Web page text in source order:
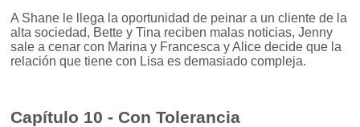
A Shane le llega la oportunidad de peinar a un cliente de la
alta sociedad, Bette y Tina reciben malas noticias, Jenny
sale a cenar con Marina y Francesca y Alice decide que la
relación que tiene con Lisa es demasiado compleja.
Capítulo 10 - Con Tolerancia